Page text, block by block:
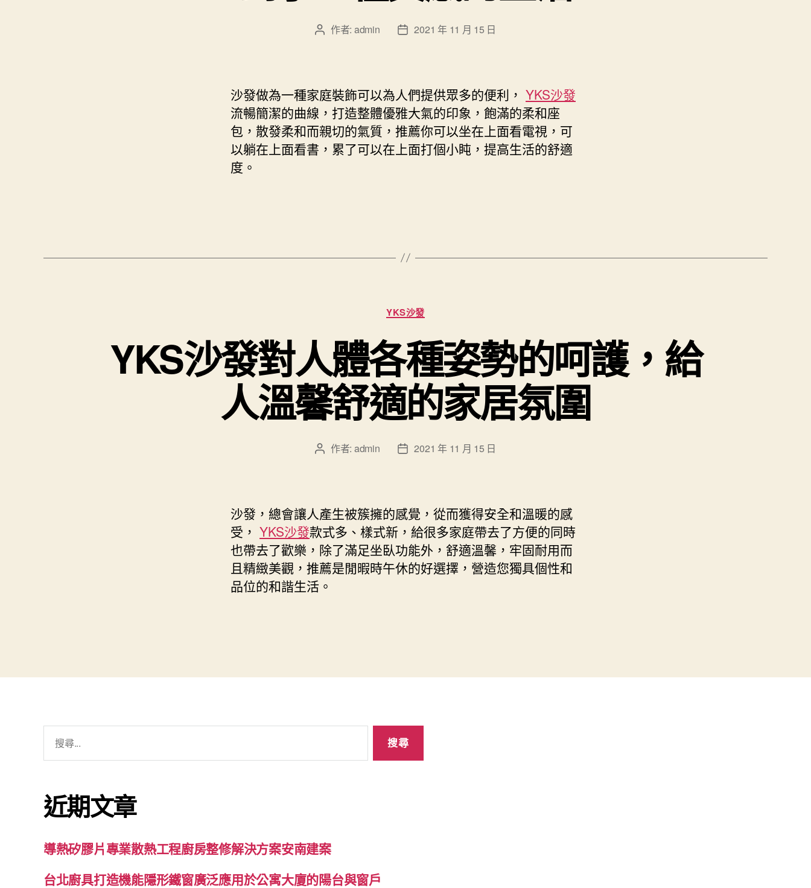
文 作者: admin
文
日
期
2021 年 11 月 15 日
沙發做為一種家庭裝飾可以為人們提供眾多的便利， YKS沙發
流暢簡潔的曲線，打造整體優雅大氣的印象，飽滿的柔和座
包，散發柔和而親切的氣質，推薦你可以坐在上面看電視，可
以躺在上面看書，累了可以在上面打個小盹，提高生活的舒適
度。
分
類
YKS沙發
YKS沙發對人體各種姿勢的呵護，給
人溫馨舒適的家居氛圍
文 作者: admin
文
日
期
2021 年 11 月 15 日
沙發，總會讓人產生被簇擁的感覺，從而獲得安全和溫暖的感
受， YKS沙發款式多、樣式新，給很多家庭帶去了方便的同時
也帶去了歡樂，除了滿足坐臥功能外，舒適溫馨，牢固耐用而
且精緻美觀，推薦是閒暇時午休的好選擇，營造您獨具個性和
品位的和諧生活。
字:
近期文章
導熱矽膠片專業散熱工程廚房整修解決方案安南建案
台北廚具打造機能隱形鐵窗廣泛應用於公寓大廈的陽台與窗戶